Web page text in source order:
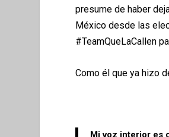
presume de haber
México desde las
#TeamQueLaCallen
Como él que ya hizo
Mi voz interior es